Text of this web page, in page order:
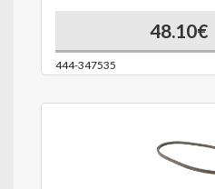
48.10€
444-347535